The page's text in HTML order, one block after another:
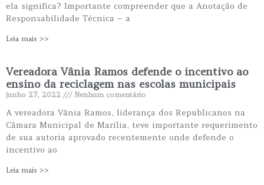
ela significa? Importante compreender que a Anotação de
Responsabilidade Técnica – a
Leia mais >>
Vereadora Vânia Ramos defende o incentivo ao
ensino da reciclagem nas escolas municipais
junho 27, 2022 Nenhum comentário
A vereadora Vânia Ramos, liderança dos Republicanos na
Câmara Municipal de Marília, teve importante requerimento
de sua autoria aprovado recentemente onde defende o
incentivo ao
Leia mais >>